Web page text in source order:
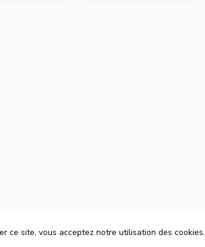
ce site, vous acceptez notre utilisation des cookies.